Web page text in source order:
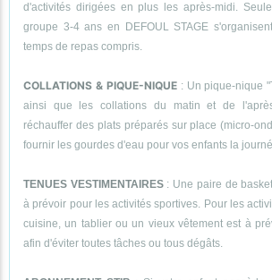
d'activités dirigées en plus les après-midi.
groupe 3-4 ans en DEFOUL STAGE
temps de repas compris.
COLLATIONS & PIQUE-NIQUE: Un pique-nique
ainsi que les collations du matin et de
réchauffer des plats préparés sur place (micro-
fournir les gourdes d'eau pour vos enfants la
TENUES VESTIMENTAIRES: Une paire de
à prévoir pour les activités sportives. Pour les
cuisine, un tablier ou un vieux vêtement est à
afin d'éviter toutes tâches ou tous dégâts.